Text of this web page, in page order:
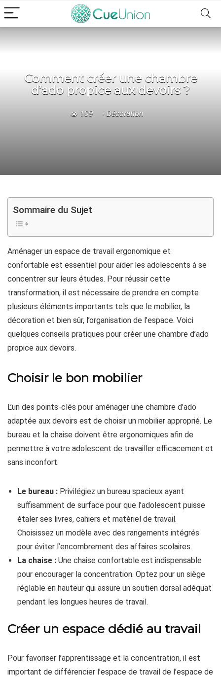
Comment créer une chambre
d’ado propice aux devoirs ?
109 Décoration
Sommaire du Sujet
Aménager un espace de travail ergonomique et
confortable est essentiel pour aider les adolescents à se
concentrer sur leurs études. Pour réussir cette
transformation, il est nécessaire de prendre en compte
plusieurs éléments importants tels que le mobilier, la
décoration et bien sûr, l’organisation de l’espace. Voici
quelques conseils pratiques pour créer une chambre d’ado
propice aux devoirs.
Choisir le bon mobilier
L’un des points-clés pour aménager une chambre d’ado
adaptée aux devoirs est de choisir un mobilier approprié. Le
bureau et la chaise doivent être ergonomiques afin de
permettre à votre adolescent de travailler efficacement et
sans inconfort.
Le bureau : Privilégiez un bureau spacieux ayant
suffisamment de surface pour que l’adolescent puisse
étaler ses livres, cahiers et matériel de travail.
Choisissez un modèle avec des rangements intégrés
pour éviter l’encombrement des affaires scolaires.
La chaise : Une chaise confortable est indispensable
pour encourager la concentration. Optez pour un siège
réglable en hauteur qui assure un soutien dorsal adéquat
pendant les longues heures de travail.
Créer un espace dédié au travail
Pour favoriser l’apprentissage et la concentration, il est
important de différencier l’espace de travail de l’espace de